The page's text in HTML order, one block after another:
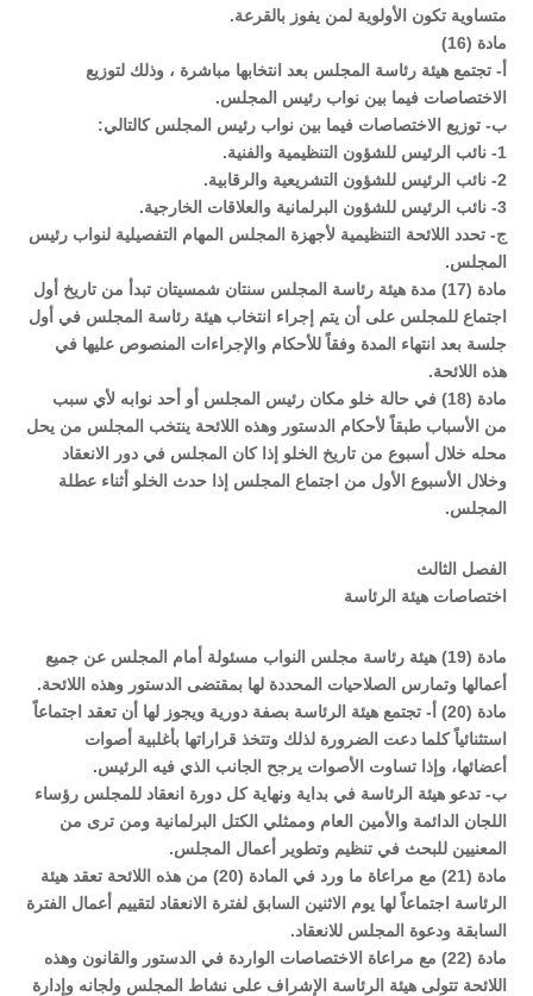
متساوية تكون الأولوية لمن يفوز بالقرعة.
مادة (16)
أ- تجتمع هيئة رئاسة المجلس بعد انتخابها مباشرة ، وذلك لتوزيع
الاختصاصات فيما بين نواب رئيس المجلس.
ب‌- توزيع الاختصاصات فيما بين نواب رئيس المجلس كالتالي:
1- نائب الرئيس للشؤون التنظيمية والفنية.
2- نائب الرئيس للشؤون التشريعية والرقابية.
3- نائب الرئيس للشؤون البرلمانية والعلاقات الخارجية.
ج‌- تحدد اللائحة التنظيمية لأجهزة المجلس المهام التفصيلية لنواب رئيس
المجلس.
مادة (17) مدة هيئة رئاسة المجلس سنتان شمسيتان تبدأ من تاريخ أول
اجتماع للمجلس على أن يتم إجراء انتخاب هيئة رئاسة المجلس في أول
جلسة بعد انتهاء المدة وفقاً للأحكام والإجراءات المنصوص عليها في
هذه اللائحة.
مادة (18) في حالة خلو مكان رئيس المجلس أو أحد نوابه لأي سبب
من الأسباب طبقاً لأحكام الدستور وهذه اللائحة ينتخب المجلس من يحل
محله خلال أسبوع من تاريخ الخلو إذا كان المجلس في دور الانعقاد
وخلال الأسبوع الأول من اجتماع المجلس إذا حدث الخلو أثناء عطلة
المجلس.
الفصل الثالث
اختصاصات هيئة الرئاسة
مادة (19) هيئة رئاسة مجلس النواب مسئولة أمام المجلس عن جميع
أعمالها وتمارس الصلاحيات المحددة لها بمقتضى الدستور وهذه اللائحة.
مادة (20) أ- تجتمع هيئة الرئاسة بصفة دورية ويجوز لها أن تعقد اجتماعاً
استثنائياً كلما دعت الضرورة لذلك وتتخذ قراراتها بأغلبية أصوات
أعضائها، وإذا تساوت الأصوات يرجح الجانب الذي فيه الرئيس.
ب- تدعو هيئة الرئاسة في بداية ونهاية كل دورة انعقاد للمجلس رؤساء
اللجان الدائمة والأمين العام وممثلي الكتل البرلمانية ومن ترى من
المعنيين للبحث في تنظيم وتطوير أعمال المجلس.
مادة (21) مع مراعاة ما ورد في المادة (20) من هذه اللائحة تعقد هيئة
الرئاسة اجتماعاً لها يوم الاثنين السابق لفترة الانعقاد لتقييم أعمال الفترة
السابقة ودعوة المجلس للانعقاد.
مادة (22) مع مراعاة الاختصاصات الواردة في الدستور والقانون وهذه
اللائحة تتولى هيئة الرئاسة الإشراف على نشاط المجلس ولجانه وإدارة